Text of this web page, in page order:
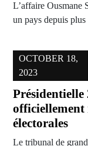
L’affaire Ousmane
un pays depuis
OCTOBER 18,
2023
Présidentielle
officiellement
électorales
Le tribunal de